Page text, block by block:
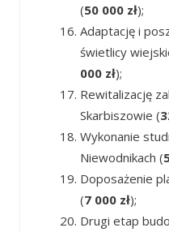
(50 000 zł);
Adaptację i
świetlicy
000 zł);
Rewitalizację
Skarbiszowie (
Wykonanie
Niewodnikach (
Doposażenie
(7 000 zł);
Drugi etap